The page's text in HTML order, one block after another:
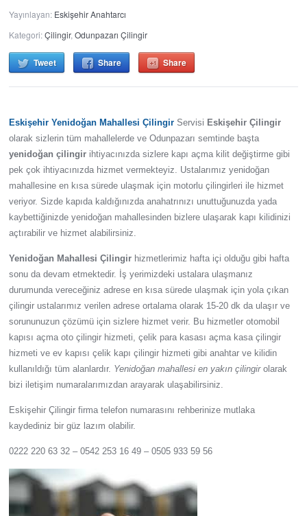
Yayınlayan: Eskişehir Anahtarcı
Kategori:Çilingir,Odunpazarı Çilingir
Tweet Share Share
Eskişehir Yenidoğan Mahallesi Çilingir Servisi Eskişehir Çilingir
olarak sizlerin tüm mahallelerde ve Odunpazarı semtinde başta
yenidoğan çilingir ihtiyacınızda sizlere kapı açma kilit değiştirme gibi
pek çok ihtiyacınızda hizmet vermekteyiz. Ustalarımız yenidoğan
mahallesine en kısa sürede ulaşmak için motorlu çilingirleri ile hizmet
veriyor. Sizde kapıda kaldığınızda anahatrınızı unuttuğunuzda yada
kaybettiğinizde yenidoğan mahallesinden bizlere ulaşarak kapı kilidinizi
açtırabilir ve hizmet alabilirsiniz.
Yenidoğan Mahallesi Çilingir hizmetlerimiz hafta içi olduğu gibi hafta
sonu da devam etmektedir. İş yerimizdeki ustalara ulaşmanız
durumunda vereceğiniz adrese en kısa sürede ulaşmak için yola çıkan
çilingir ustalarımız verilen adrese ortalama olarak 15-20 dk da ulaşır ve
sorununuzun çözümü için sizlere hizmet verir. Bu hizmetler otomobil
kapısı açma oto çilingir hizmeti, çelik para kasası açma kasa çilingir
hizmeti ve ev kapısı çelik kapı çilingir hizmeti gibi anahtar ve kilidin
kullanıldığı tüm alanlardır. Yenidoğan mahallesi en yakın çilingirolarak
bizi iletişim numaralarımızdan arayarak ulaşabilirsiniz.
Eskişehir Çilingir firma telefon numarasını rehberinize mutlaka
kaydediniz bir güz lazım olabilir.
0222 220 63 32 – 0542 253 16 49 – 0505 933 59 56